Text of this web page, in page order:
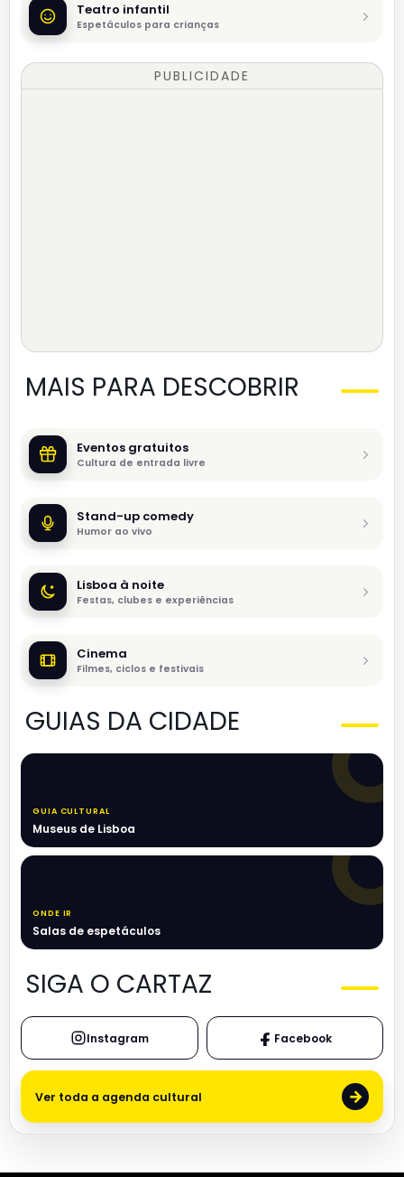
Teatro infantil
Espetáculos para crianças
PUBLICIDADE
MAIS PARA DESCOBRIR
Eventos gratuitos
Cultura de entrada livre
Stand-up comedy
Humor ao vivo
Lisboa à noite
Festas, clubes e experiências
Cinema
Filmes, ciclos e festivais
GUIAS DA CIDADE
GUIA CULTURAL
Museus de Lisboa
ONDE IR
Salas de espetáculos
SIGA O CARTAZ
Instagram Facebook
Ver toda a agenda cultural →